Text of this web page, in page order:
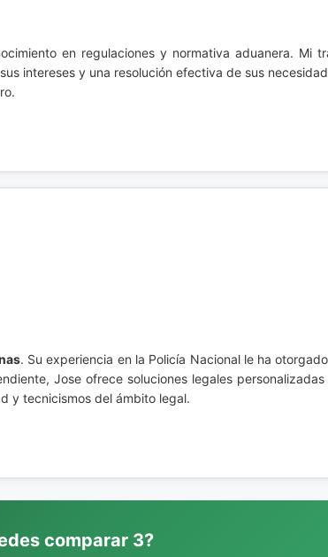
en regulaciones y normativa aduanera. Mi
intereses y una resolución efectiva de sus
. Su experiencia en la Policía Nacional le ha
Jose ofrece soluciones legales personalizadas
y tecnicismos del ámbito legal.
comparar 3?